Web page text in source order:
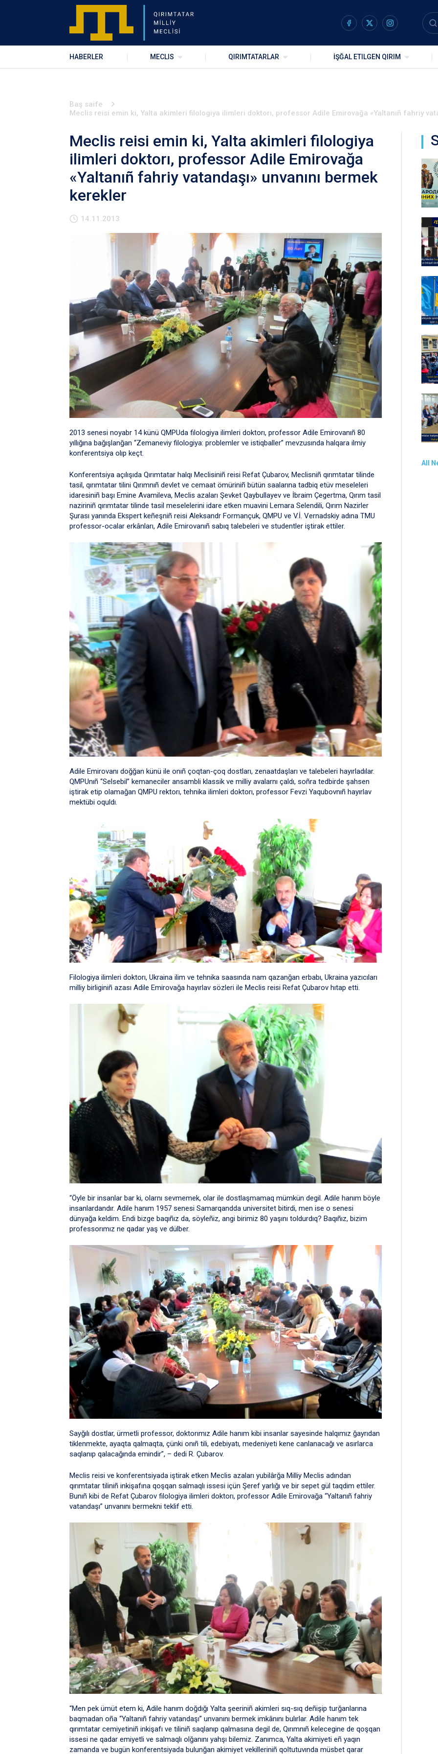
HABERLER MECLIS QIRIMTATARLAR İŞĞAL ETILGEN QIRIM
Baş saife
Meclis reisi emin ki, Yalta akimleri filologiya ilimleri doktorı, professor Adile Emirovağa «Yaltanıñ fahriy
Meclis reisi emin ki, Yalta akimleri filologiya
ilimleri doktorı, professor Adile Emirovağa
«Yaltanıñ fahriy vatandaşı» unvanını bermek
kerekler
14.11.2013
2013 senesi noyabr 14 künü QMPUda filologiya ilimleri doktorı, professor Adile Emirovanıñ 80
yıllığına bağışlanğan “Zemaneviy filologiya: problemler ve istiqballer” mevzusında halqara ilmiy
konferentsiya olıp keçt.
Konferentsiya açılışıda Qırımtatar halqı Meclisiniñ reisi Refat Çubarov, Meclisniñ qırımtatar tilinde
tasil, qırımtatar tilini Qırımnıñ devlet ve cemaat ömüriniñ bütün saalarına tadbiq etüv meseleleri
idaresiniñ başı Emine Avamileva, Meclis azaları Şevket Qaybullayev ve İbraim Çegertma, Qırım tasil
naziriniñ qırımtatar tilinde tasil meselelerini idare etken muavini Lemara Selendili, Qırım Nazirler
Şurası yanında Ekspert keñeşniñ reisi Aleksandr Formançuk, QMPU ve V.İ. Vernadskiy adına TMU
professor-ocalar erkânları, Adile Emirovanıñ sabıq talebeleri ve studentler iştirak ettiler.
Adile Emirovanı doğğan künü ile onıñ çoqtan-çoq dostları, zenaatdaşları ve talebeleri hayırladılar.
QMPUnıñ “Selsebil” kemaneciler ansambli klassik ve milliy avalarnı çaldı, soñra tedbirde şahsen
iştirak etip olamağan QMPU rektorı, tehnika ilimleri doktorı, professor Fevzi Yaqubovnıñ hayırlav
mektübi oquldı.
Filologiya ilimleri doktorı, Ukraina ilim ve tehnika saasında nam qazanğan erbabı, Ukraina yazıcıları
milliy birliginiñ azası Adile Emirovağa hayırlav sözleri ile Meclis reisi Refat Çubarov hıtap etti.
“Öyle bir insanlar bar ki, olarnı sevmemek, olar ile dostlaşmamaq mümkün degil. Adile hanım böyle
insanlardandır. Adile hanım 1957 senesi Samarqandda universitet bitirdi, men ise o senesi
dünyağa keldim. Endi bizge baqıñız da, söyleñiz, angi birimiz 80 yaşını toldurdıq? Baqıñız, bizim
professorımız ne qadar yaş ve dülber.
Sayğılı dostlar, ürmetli professor, doktorımız Adile hanım kibi insanlar sayesinde halqımız ğayrıdan
tiklenmekte, ayaqta qalmaqta, çünki onıñ tili, edebiyatı, medeniyeti kene canlanacağı ve asırlarca
saqlanıp qalacağında emindir”, – dedi R. Çubarov.
Meclis reisi ve konferentsiyada iştirak etken Meclis azaları yubilârğa Milliy Meclis adından
qırımtatar tiliniñ inkişafına qoşqan salmaqlı issesi içün Şeref yarlığı ve bir sepet gül taqdim ettiler.
Bunıñ kibi de Refat Çubarov filologiya ilimleri doktorı, professor Adile Emirovağa “Yaltanıñ fahriy
vatandaşı” unvanını bermekni teklif etti.
“Men pek ümüt etem ki, Adile hanım doğdığı Yalta şeeriniñ akimleri sıq-sıq deñişip turğanlarına
baqmadan oña “Yaltanıñ fahriy vatandaşı” unvanını bermek imkânını bulırlar. Adile hanım tek
qırımtatar cemiyetiniñ inkişafı ve tiliniñ saqlanıp qalmasına degil de, Qırımnıñ kelecegine de qoşqan
issesi ne qadar emiyetli ve salmaqlı olğanını yahşı bilemiz. Zanımca, Yalta akimiyeti eñ yaqın
zamanda ve bugün konferentsiyada bulunğan akimiyet vekilleriniñ qoltutuvında müsbet qarar
All